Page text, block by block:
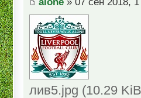
лив5.jpg (10.29